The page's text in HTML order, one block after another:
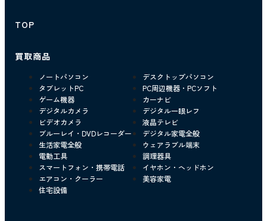
TOP
買取商品
ノートパソコン
デスクトップパソコン
タブレットPC
PC周辺機器・PCソフト
ゲーム機器
カーナビ
デジタルカメラ
デジタル一眼レフ
ビデオカメラ
液晶テレビ
ブルーレイ・DVDレコーダー
デジタル家電全般
生活家電全般
ウェアラブル端末
電動工具
調理器具
スマートフォン・携帯電話
イヤホン・ヘッドホン
エアコン・クーラー
美容家電
住宅設備